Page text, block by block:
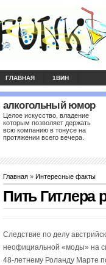
ГЛАВНАЯ 1ВИН
алкогольный юмор
Целое искусство, владение
которым позволяет держать
всю компанию в тонусе на
протяжении всего вечера.
Главная » Интересные факты
Пить Гитлера
Следствие по делу
неофициальной «моды» на
48-летнему Роланду Марте